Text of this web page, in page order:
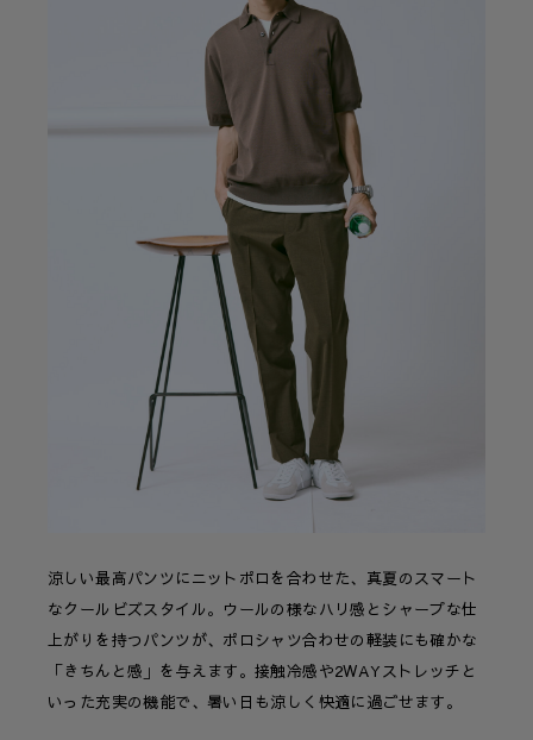
涼しい最高パンツにニットポロを合わせた、真夏のスマート
なクールビズスタイル。ウールの様なハリ感とシャープな仕
上がりを持つパンツが、ポロシャツ合わせの軽装にも確かな
「きちんと感」を与えます。接触冷感や2WAYストレッチと
いった充実の機能で、暑い日も涼しく快適に過ごせます。